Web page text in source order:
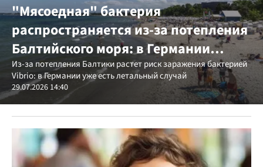
Политика
"Мясоедная" бактерия
распространяется из-за потепления
Балтийского моря: в Германии
зафиксировали первую смерть
сезона
Из-за потепления Балтики растет риск заражения бактерией
Vibrio: в Германии уже есть летальный случай
29.07.2026 14:40